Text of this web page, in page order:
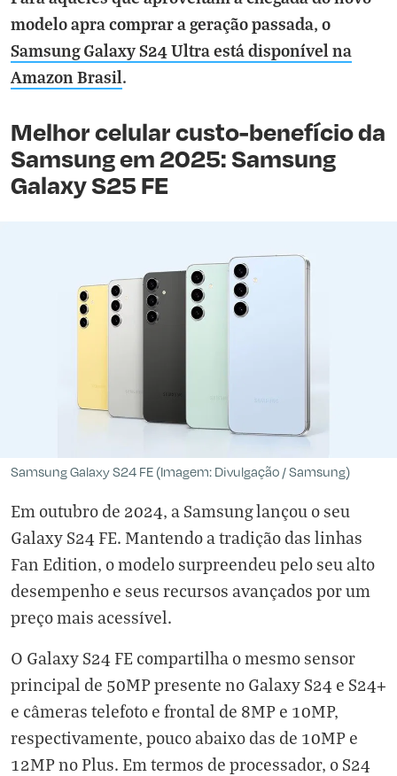
modelo apra comprar a geração passada, o
Samsung Galaxy S24 Ultra está disponível na
Amazon Brasil.
Melhor celular custo-benefício da
Samsung em 2025: Samsung
Galaxy S25 FE
Samsung Galaxy S24 FE (Imagem: Divulgação / Samsung)
Em outubro de 2024, a Samsung lançou o seu
Galaxy S24 FE. Mantendo a tradição das linhas
Fan Edition, o modelo surpreendeu pelo seu alto
desempenho e seus recursos avançados por um
preço mais acessível.
O Galaxy S24 FE compartilha o mesmo sensor
principal de 50MP presente no Galaxy S24 e S24+
e câmeras telefoto e frontal de 8MP e 10MP,
respectivamente, pouco abaixo das de 10MP e
12MP no Plus. Em termos de processador, o S24